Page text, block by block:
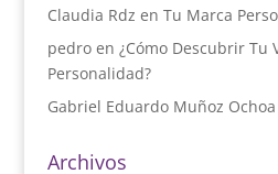
Claudia Rdz en Tu Marca
pedroen ¿Cómo Descubrir Tu
Personalidad?
Gabriel Eduardo Muñoz Ochoa
Archivos